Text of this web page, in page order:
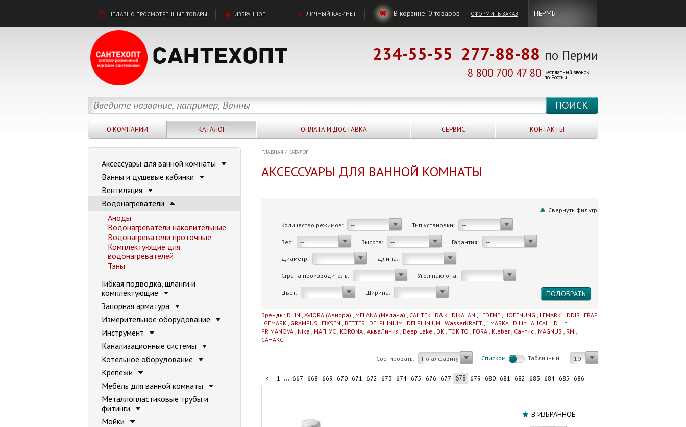
НЕДАВНО ПРОСМОТРЕННЫЕ ТОВАРЫ ИЗБРАННОЕ ЛИЧНЫЙ КАБИНЕТ В корзине: 0товаров ОФОРМИТЬ ЗАКАЗ ПЕРМЬ
234-55-55 277-88-88 по Перми
8 800 700 47 80 Бесплатный звонок
по России
О КОМПАНИИ КАТАЛОГ ОПЛАТА И ДОСТАВКА СЕРВИС КОНТАКТЫ
ГЛАВНАЯ / КАТАЛОГ
АКСЕССУАРЫ ДЛЯ ВАННОЙ КОМНАТЫ
Свернуть фильтр
Количество режимов:
-- Тип установки: --
Вес: -- Высота: -- Гарантия: --
Диаметр: -- Длина: --
Страна производитель: -- Угол наклона: --
Цвет: -- Ширина: --
Бренды: D.lIN , AVIORA (Авиора) , MELANA (Мелана) , САНТЕК , D&K , DIKALAN , LEDEME , HOFFNUNG , LEMARK , IDDIS , FRAP
, GFMARK , GRAMPUS , FIXSEN , BETTER , DELPHINIUM , DELPHINIUM , WasserKRAFT , 1MARKA , D.Lin , AHCAH , D.Lin ,
PRIMANOVA , Nika , МАГНУС , KORONA , АкваЛиния , Deep Lake , DK , TOKITO , FORA , Kleber , Сантис , MAGNUS , RM ,
САНАКС
Сортировать: По алфавиту Cписком Табличный 10
< 1 ... 667 668 669 670 671 672 673 674 675 676 677 678 679 680 681 682 683 684 685
686
В ИЗБРАННОЕ
Аксессуары для ванной комнаты
Ванны и душевые кабинки
Вентиляция
Водонагреватели
Аноды
Водонагреватели накопительные
Водонагреватели проточные
Комплектующие для
водонагревателей
Тэны
Гибкая подводка, шланги и
комплектующие
Запорная арматура
Измерительное оборудование
Инструмент
Канализационные системы
Котельное оборудование
Крепежи
Мебель для ванной комнаты
Металлопластиковые трубы и
фитинги
Мойки